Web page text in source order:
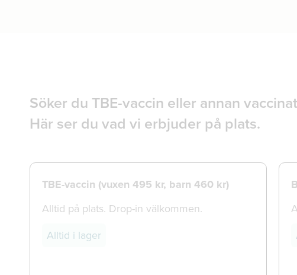
Söker du TBE-vaccin eller annan
Här ser du vad vi erbjuder på plats.
TBE-vaccin (vuxen 495 kr, barn 460 kr)
Alltid på plats. Drop-in välkommen.
Alltid i lager